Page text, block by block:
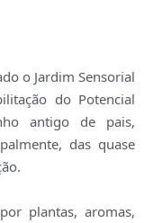
o Jardim Sensorial
do Potencial
antigo de pais,
das quase
plantas, aromas,